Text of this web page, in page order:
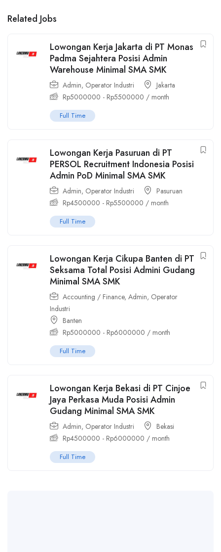
Related Jobs
Lowongan Kerja Jakarta di PT Monas
Padma Sejahtera Posisi Admin
Warehouse Minimal SMA SMK
Admin, Operator Industri
Jakarta
Rp5000000 - Rp5500000 / month
Full Time
Lowongan Kerja Pasuruan di PT
PERSOL Recruitment Indonesia Posisi
Admin PoD Minimal SMA SMK
Admin, Operator Industri
Pasuruan
Rp4500000 - Rp5500000 / month
Full Time
Lowongan Kerja Cikupa Banten di PT
Seksama Total Posisi Admini Gudang
Minimal SMA SMK
Accounting / Finance, Admin, Operator
Industri
Banten
Rp5000000 - Rp6000000 / month
Full Time
Lowongan Kerja Bekasi di PT Cinjoe
Jaya Perkasa Muda Posisi Admin
Gudang Minimal SMA SMK
Admin, Operator Industri
Bekasi
Rp4500000 - Rp6000000 / month
Full Time